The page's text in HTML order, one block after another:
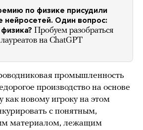
по физике присудили
нейросетей. Один вопрос:
Пробуем разобраться
на ChatGPT
промышленность
производство на основе
новому игроку на этом
с понятным,
материалом, лежащим